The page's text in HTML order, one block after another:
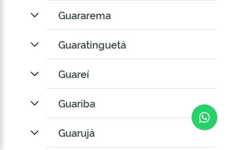
Guararema
Guaratinguetá
Guareí
Guariba
Guarujá